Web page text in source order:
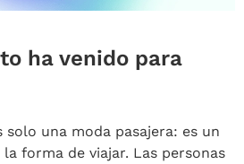
ha venido para
una moda pasajera: es un
forma de viajar. Las personas